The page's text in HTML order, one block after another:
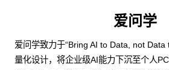
爱问学
爱问学致力于“Bring AI to Data, not Data
量化设计，将企业级AI能力下沉至个人